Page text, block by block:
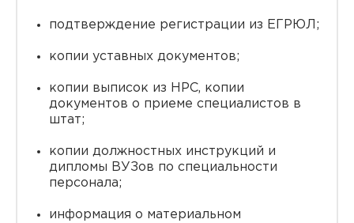
подтверждение регистрации из ЕГРЮЛ;
копии уставных документов;
копии выписок из НРС, копии
документов о приеме специалистов в
штат;
копии должностных инструкций и
дипломы ВУЗов по специальности
персонала;
информация о материальном